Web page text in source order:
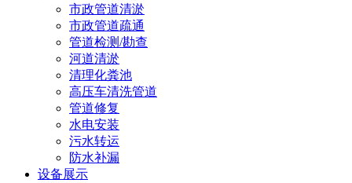
市政管道清淤
市政管道疏通
管道检测/勘查
河道清淤
清理化粪池
高压车清洗管道
管道修复
水电安装
污水转运
防水补漏
设备展示